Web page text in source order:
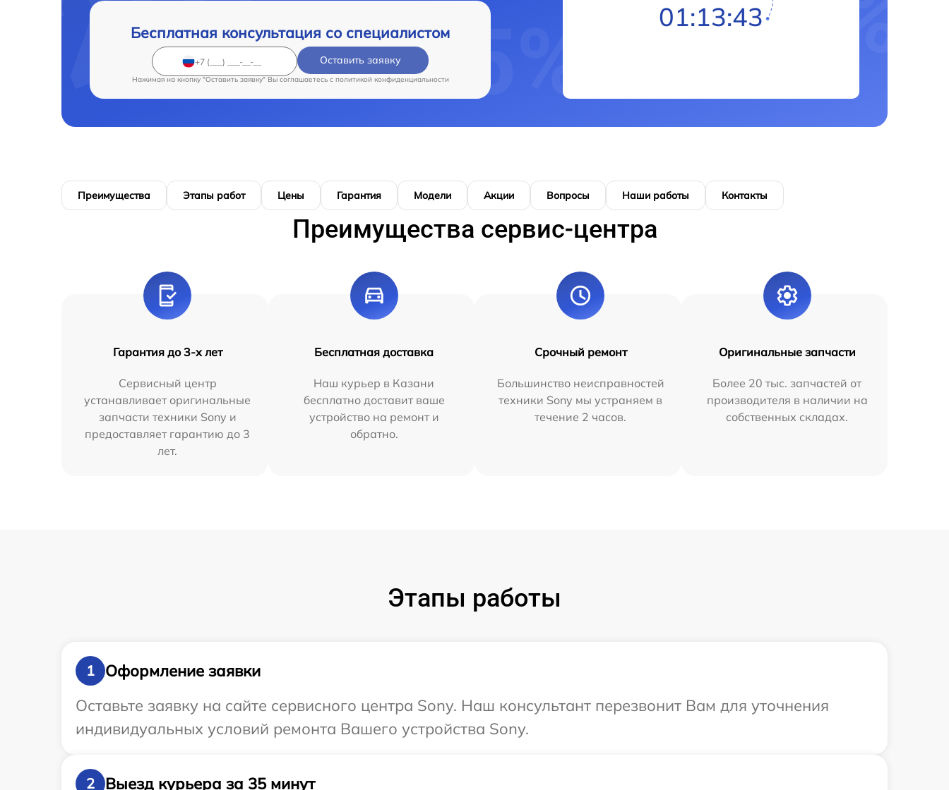
Бесплатная консультация со специалистом
Оставить заявку
Нажимая на кнопку "Оставить заявку" Вы соглашаетесь c политикой конфиденциальности
01:13:41
Преимущества Этапы работ Цены Гарантия Модели Акции Вопросы Наши работы Контакты
Преимущества сервис-центра
Гарантия до 3-х лет
Сервисный центр
устанавливает оригинальные
запчасти техники Sony и
предоставляет гарантию до 3
лет.
Бесплатная доставка
Наш курьер в Казани
бесплатно доставит ваше
устройство на ремонт и
обратно.
Срочный ремонт
Большинство неисправностей
техники Sony мы устраняем в
течение 2 часов.
Оригинальные запчасти
Более 20 тыс. запчастей от
производителя в наличии на
собственных складах.
Этапы работы
1
Оформление заявки
Оставьте заявку на сайте сервисного центра Sony. Наш консультант перезвонит Вам для уточнения
индивидуальных условий ремонта Вашего устройства Sony.
2
Выезд курьера за 35 минут